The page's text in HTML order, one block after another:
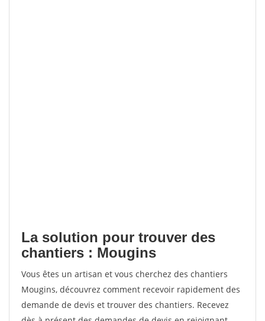
La solution pour trouver des
chantiers : Mougins
Vous êtes un artisan et vous cherchez des chantiers
Mougins, découvrez comment recevoir rapidement des
demande de devis et trouver des chantiers. Recevez